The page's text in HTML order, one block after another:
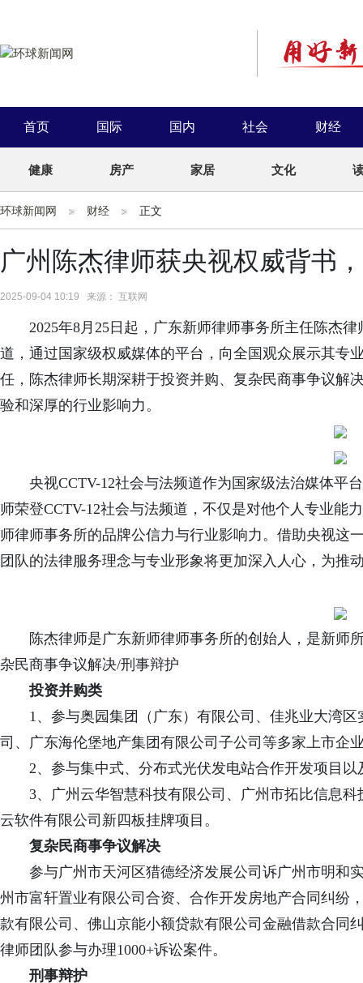
首页 国际 国内 社会 财经
健康 房产 家居 文化
环球新闻网 财经 正文
广州陈杰律师获央视权威背书
2025-09-04 10:19 来源： 互联网
2025年8月25日起，广东新师律师事务所主任陈杰
道，通过国家级权威媒体的平台，向全国观众展示其专
任，陈杰律师长期深耕于投资并购、复杂民商事争议解
验和深厚的行业影响力。
央视CCTV-12社会与法频道作为国家级法治媒体平
师荣登CCTV-12社会与法频道，不仅是对他个人专业能
师律师事务所的品牌公信力与行业影响力。借助央视这
团队的法律服务理念与专业形象将更加深入人心，为推
陈杰律师是广东新师律师事务所的创始人，是新师
杂民商事争议解决/刑事辩护
投资并购类
1、 参与奥园集团（广东）有限公司、佳兆业大湾
司、广东海伦堡地产集团有限公司子公司等多家上市企
2、参与集中式、分布式光伏发电站合作开发项目
3、广州云华智慧科技有限公司、广州市拓比信息
云软件有限公司新四板挂牌项目。
复杂民商事争议解决
参与广州市天河区猎德经济发展公司诉广州市明和
州市富轩置业有限公司合资、合作开发房地产合同纠纷
款有限公司、佛山京能小额贷款有限公司金融借款合同
律师团队参与办理1000+诉讼案件。
刑事辩护